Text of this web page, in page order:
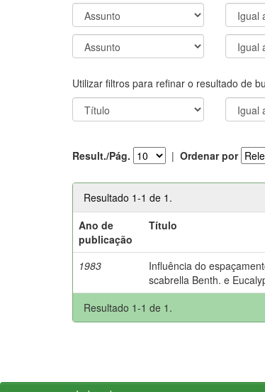
Utilizar filtros para refinar o resultado de
Result./Pág. | Ordenar por
Resultado 1-1 de 1.
Ano de
publicação
Título
1983
Influência do
scabrella Benth. e
Resultado 1-1 de 1.